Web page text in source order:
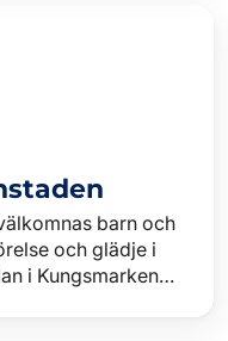
barn och
och glädje i
i Kungsmarken